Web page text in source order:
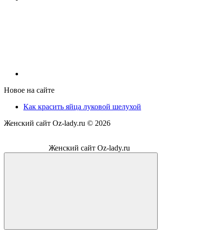
Новое на сайте
Как красить яйца луковой шелухой
Женский сайт Oz-lady.ru © 2026
Женский сайт Oz-lady.ru